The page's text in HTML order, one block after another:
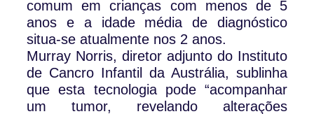
comum em crianças com menos de 5
anos e a idade média de diagnóstico
situa-se atualmente nos 2 anos.
Murray Norris, diretor adjunto do Instituto
de Cancro Infantil da Austrália, sublinha
que esta tecnologia pode “acompanhar
um tumor, revelando alterações